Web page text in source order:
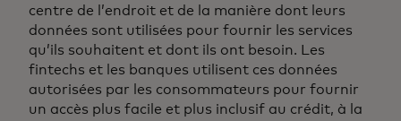
centre de l’endroit et de la manière dont leurs
données sont utilisées pour fournir les services
qu’ils souhaitent et dont ils ont besoin. Les
fintechs et les banques utilisent ces données
autorisées par les consommateurs pour fournir
un accès plus facile et plus inclusif au crédit, à la